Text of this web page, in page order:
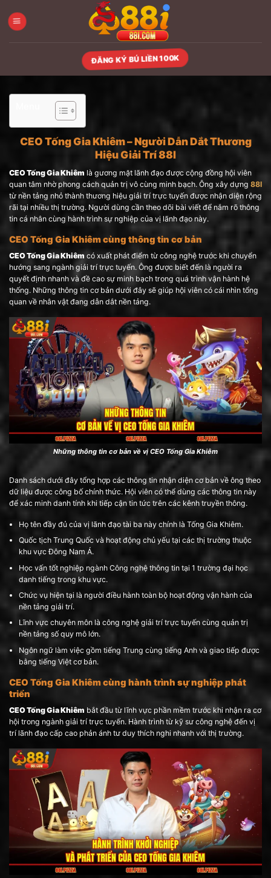
content
ĐĂNG KÝ BÚ LIỀN 100K
CEO Tống Gia Khiêm – Người Dẫn Dắt Thương
Hiệu Giải Trí 88I
CEO Tống Gia Khiêm là gương mặt lãnh đạo được cộng đồng hội viên
quan tâm nhờ phong cách quản trị vô cùng minh bạch. Ông xây dựng 88I
từ nền tảng nhỏ thành thương hiệu giải trí trực tuyến được nhận diện rộng
rãi tại nhiều thị trường. Người dùng cần theo dõi bài viết để nắm rõ thông
tin cá nhân cùng hành trình sự nghiệp của vị lãnh đạo này.
CEO Tống Gia Khiêm cùng thông tin cơ bản
CEO Tống Gia Khiêm có xuất phát điểm từ công nghệ trước khi chuyển
hướng sang ngành giải trí trực tuyến. Ông được biết đến là người ra
quyết định nhanh và đề cao sự minh bạch trong quá trình vận hành hệ
thống. Những thông tin cơ bản dưới đây sẽ giúp hội viên có cái nhìn tổng
quan về nhân vật đang dẫn dắt nền tảng.
Những thông tin cơ bản về vị CEO Tống Gia Khiêm
Danh sách dưới đây tổng hợp các thông tin nhận diện cơ bản về ông theo
dữ liệu được công bố chính thức. Hội viên có thể dùng các thông tin này
để xác minh danh tính khi tiếp cận tin tức trên các kênh truyền thông.
Họ tên đầy đủ của vị lãnh đạo tài ba này chính là Tống Gia Khiêm.
Quốc tịch Trung Quốc và hoạt động chủ yếu tại các thị trường thuộc
khu vực Đông Nam Á.
Học vấn tốt nghiệp ngành Công nghệ thông tin tại 1 trường đại học
danh tiếng trong khu vực.
Chức vụ hiện tại là người điều hành toàn bộ hoạt động vận hành của
nền tảng giải trí.
Lĩnh vực chuyên môn là công nghệ giải trí trực tuyến cùng quản trị
nền tảng số quy mô lớn.
Ngôn ngữ làm việc gồm tiếng Trung cùng tiếng Anh và giao tiếp được
bằng tiếng Việt cơ bản.
CEO Tống Gia Khiêm cùng hành trình sự nghiệp phát
triển
CEO Tống Gia Khiêm bắt đầu từ lĩnh vực phần mềm trước khi nhận ra cơ
hội trong ngành giải trí trực tuyến. Hành trình từ kỹ sư công nghệ đến vị
trí lãnh đạo cấp cao phản ánh tư duy thích nghi nhanh với thị trường.